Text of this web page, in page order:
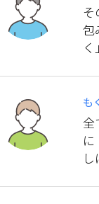
そ
包
も
全